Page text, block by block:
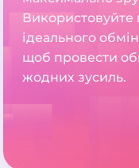
ідеального
щоб провести
жодних зусиль.